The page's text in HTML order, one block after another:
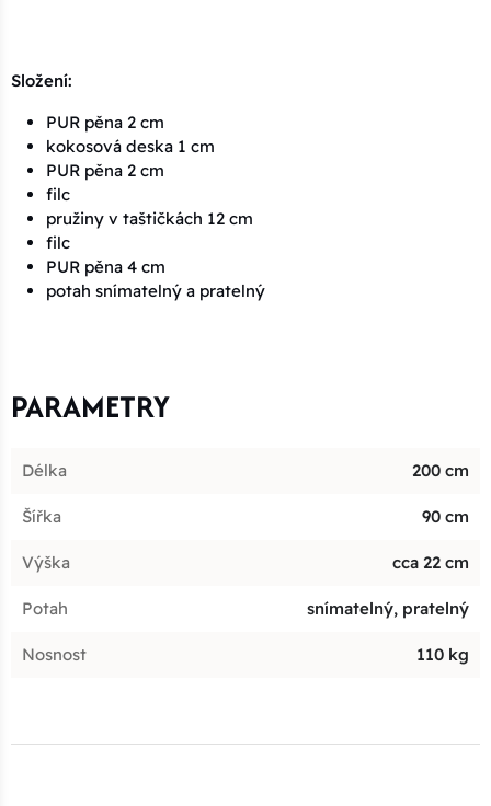
Složení:
PUR pěna 2 cm
kokosová deska 1 cm
PUR pěna 2 cm
filc
pružiny v taštičkách 12 cm
filc
PUR pěna 4 cm
potah snímatelný a pratelný
PARAMETRY
Délka 200 cm
Šířka 90 cm
Výška cca 22 cm
Potah snímatelný, pratelný
Nosnost 110 kg